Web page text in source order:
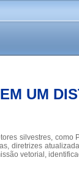
UM
silvestres, como
diretrizes
vetorial,